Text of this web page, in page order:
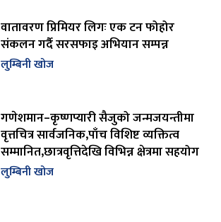
वातावरण प्रिमियर लिगः एक टन फोहोर
संकलन गर्दै सरसफाइ अभियान सम्पन्न
लुम्बिनी खोज
गणेशमान–कृष्णप्यारी सैजुको जन्मजयन्तीमा
वृत्तचित्र सार्वजनिक,पाँच विशिष्ट व्यक्तित्व
सम्मानित,छात्रवृत्तिदेखि विभिन्न क्षेत्रमा सहयोग
लुम्बिनी खोज